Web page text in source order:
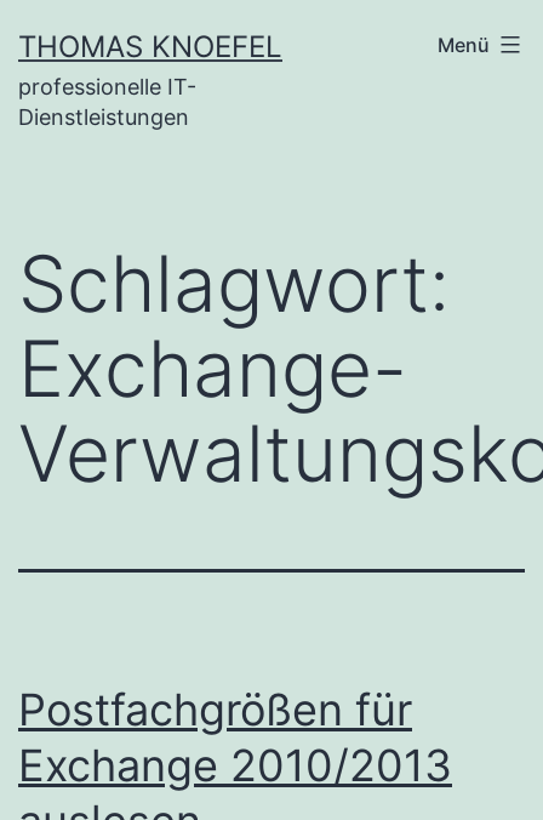
Inhalt
springen
THOMAS KNOEFEL
professionelle IT-
Dienstleistungen
Menü
Schlagwort:
Exchange-
Postfachgrößen für
Exchange 2010/2013